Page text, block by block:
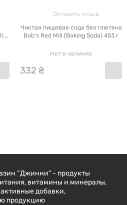
Оставить отзыв
Чистая пищевая сода без глютена
Bob's Red Mill (Baking Soda) 453 г
Нет в наличие
332 ₴
“Джинни” - продукты
витамины и минералы,
добавки,
продукцию